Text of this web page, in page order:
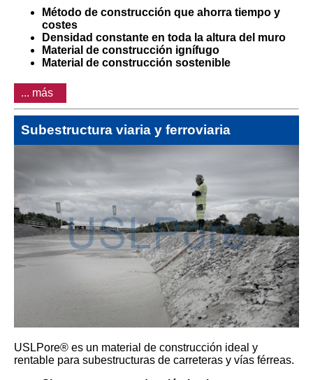
Método de construcción que ahorra tiempo y
costes
Densidad constante en toda la altura del muro
Material de construcción ignífugo
Material de construcción sostenible
... más
Subestructura viaria y ferroviaria
USLPore® es un material de construcción ideal y
rentable para subestructuras de carreteras y vías férreas.